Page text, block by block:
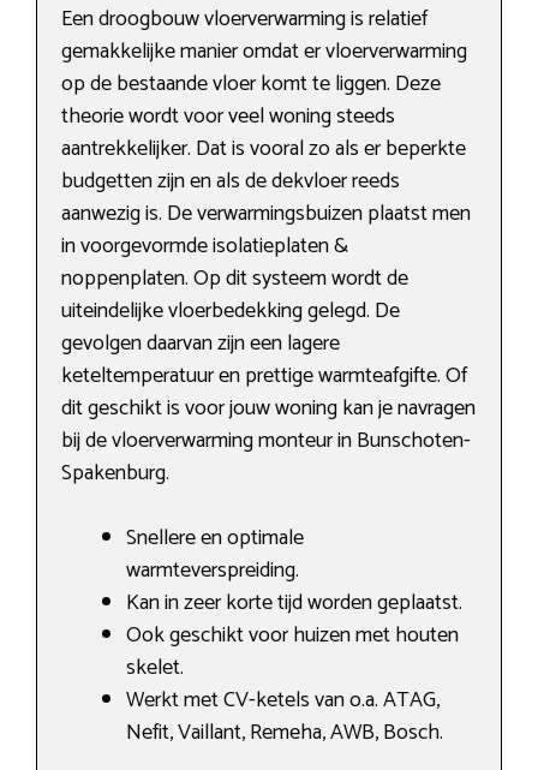
Een droogbouw vloerverwarming is relatief
gemakkelijke manier omdat er vloerverwarming
op de bestaande vloer komt te liggen. Deze
theorie wordt voor veel woning steeds
aantrekkelijker. Dat is vooral zo als er beperkte
budgetten zijn en als de dekvloer reeds
aanwezig is. De verwarmingsbuizen plaatst men
in voorgevormde isolatieplaten &
noppenplaten. Op dit systeem wordt de
uiteindelijke vloerbedekking gelegd. De
gevolgen daarvan zijn een lagere
keteltemperatuur en prettige warmteafgifte. Of
dit geschikt is voor jouw woning kan je navragen
bij de vloerverwarming monteur in Bunschoten-
Spakenburg.
Snellere en optimale
warmteverspreiding.
Kan in zeer korte tijd worden geplaatst.
Ook geschikt voor huizen met houten
skelet.
Werkt met CV-ketels van o.a. ATAG,
Nefit, Vaillant, Remeha, AWB, Bosch.